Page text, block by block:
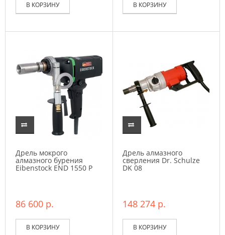
В КОРЗИНУ В КОРЗИНУ
Дрель мокрого
алмазного бурения
Eibenstock END 1550 P
86 600 р.
В КОРЗИНУ
Дрель алмазного
сверления Dr. Schulze
DK 08
148 274 р.
В КОРЗИНУ